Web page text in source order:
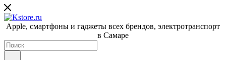
Apple, cмартфоны и гаджеты всех брендов, электротранспорт
в Самаре